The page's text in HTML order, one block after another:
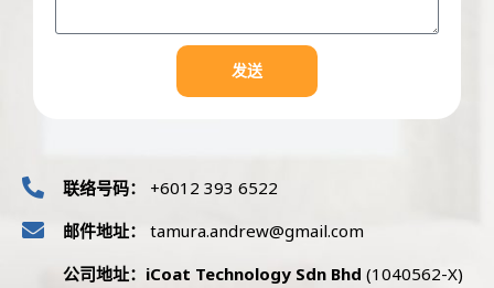
发送
联络号码： +6012 393 6522
邮件地址：
tamura.andrew@gmail.com
公司地址：iCoat Technology Sdn Bhd (1040562-X)